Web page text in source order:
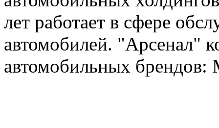
лет работает в сфере
автомобилей. "Арсенал"
автомобильных